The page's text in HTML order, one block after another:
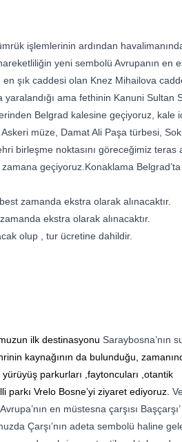
işlemlerinin ardından
yeni sembolü Avrupanın en
şık caddesi olan Knez Mihailova
ama fethinin Kanuni Sultan
Belgrad kalesine geçiyoruz, kale
müze, Damat Ali Paşa türbesi,
birleşme noktasını göreceğimiz teras
geçiyoruz.Konaklama
zamanda ekstra olarak alınacaktır.
ekstra olarak alınacaktır.
olup , tur ücretine dahildir.
ilk destinasyonu Saraybosna’nın
kaynağının da bulunduğu,
parkurları ,faytoncuları ,otantik
parkı Vrelo Bosne’yi ziyaret ediyoruz.
en müstesna çarşısı
Çarşı’nın adeta sembolü haline